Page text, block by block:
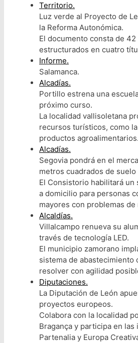
Territorio.
Luz verde al Proyecto de
la Reforma Autonómica.
El documento consta de
estructurados en cuatro
Informe.
Salamanca.
Alcadías.
Portillo estrena una
próximo curso.
La localidad vallisoletana
recursos turísticos, como
productos agroalimentarios.
Alcadías.
Segovia pondrá en el
metros cuadrados de
El Consistorio habilitará un
a domicilio para personas
mayores con problemas de
Alcaldías.
Villalcampo renueva su
través de tecnología LED.
El municipio zamorano
sistema de abastecimiento
resolver con agilidad
Diputaciones.
La Diputación de León
proyectos europeos.
Colabora con la localidad
Bragança y participa en las
Partenalia y Europa